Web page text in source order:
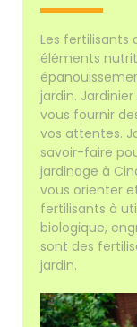
Les fertilisants
éléments
jardin.
vous fournir
vos attentes.
savoir-faire
jardinage à
vous orienter
fertilisants à
biologique,
sont des
jardin.